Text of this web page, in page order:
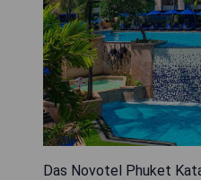
Das Novotel Phuket